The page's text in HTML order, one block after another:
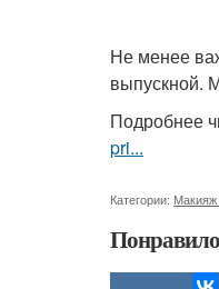
Не менее
выпускной.
Подробнее
pri...
Категории: Макияж